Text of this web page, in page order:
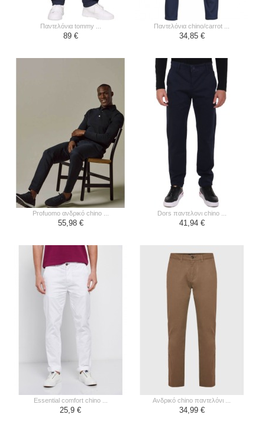
παντελόνια tommy ...
89 €
παντελόνια chino/carrot ...
34,85 €
profuomo ανδρικό chino ...
55,98 €
dors παντελονι chino ...
41,94 €
essential comfort chino ...
25,9 €
ανδρικό chino παντελόνι ...
34,99 €